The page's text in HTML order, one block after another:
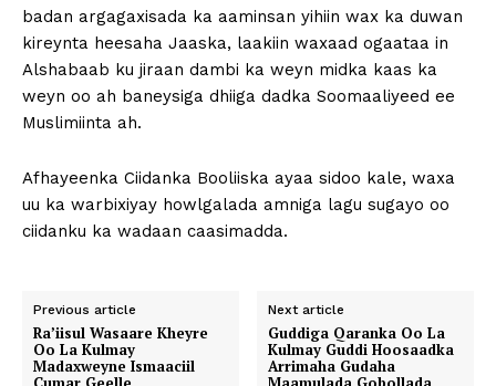
badan argagaxisada ka aaminsan yihiin wax ka duwan
kireynta heesaha Jaaska, laakiin waxaad ogaataa in
Alshabaab ku jiraan dambi ka weyn midka kaas ka
weyn oo ah baneysiga dhiiga dadka Soomaaliyeed ee
Muslimiinta ah.
Afhayeenka Ciidanka Booliiska ayaa sidoo kale, waxa
uu ka warbixiyay howlgalada amniga lagu sugayo oo
ciidanku ka wadaan caasimadda.
Previous article
Ra’iisul Wasaare Kheyre
Oo La Kulmay
Madaxweyne Ismaaciil
Next article
Guddiga Qaranka Oo La
Kulmay Guddi Hoosaadka
Arrimaha Gudaha